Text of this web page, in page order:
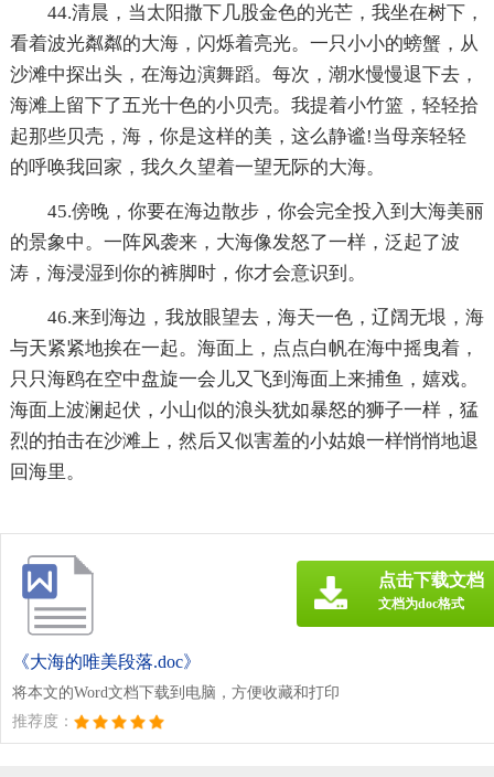
44.清晨，当太阳撒下几股金色的光芒，我坐在树下，
看着波光粼粼的大海，闪烁着亮光。一只小小的螃蟹，从
沙滩中探出头，在海边演舞蹈。每次，潮水慢慢退下去，
海滩上留下了五光十色的小贝壳。我提着小竹篮，轻轻拾
起那些贝壳，海，你是这样的美，这么静谧!当母亲轻轻
的呼唤我回家，我久久望着一望无际的大海。
45.傍晚，你要在海边散步，你会完全投入到大海美丽
的景象中。一阵风袭来，大海像发怒了一样，泛起了波
涛，海浸湿到你的裤脚时，你才会意识到。
46.来到海边，我放眼望去，海天一色，辽阔无垠，海
与天紧紧地挨在一起。海面上，点点白帆在海中摇曳着，
只只海鸥在空中盘旋一会儿又飞到海面上来捕鱼，嬉戏。
海面上波澜起伏，小山似的浪头犹如暴怒的狮子一样，猛
烈的拍击在沙滩上，然后又似害羞的小姑娘一样悄悄地退
回海里。
《大海的唯美段落.doc》
将本文的Word文档下载到电脑，方便收藏和打印
推荐度：
点击下载文档
文档为doc格式